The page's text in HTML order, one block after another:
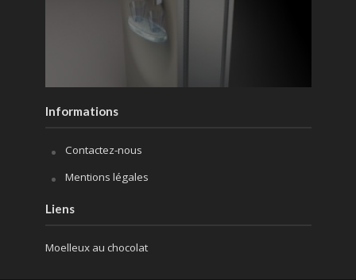
Informations
Contactez-nous
Mentions légales
Liens
Moelleux au chocolat